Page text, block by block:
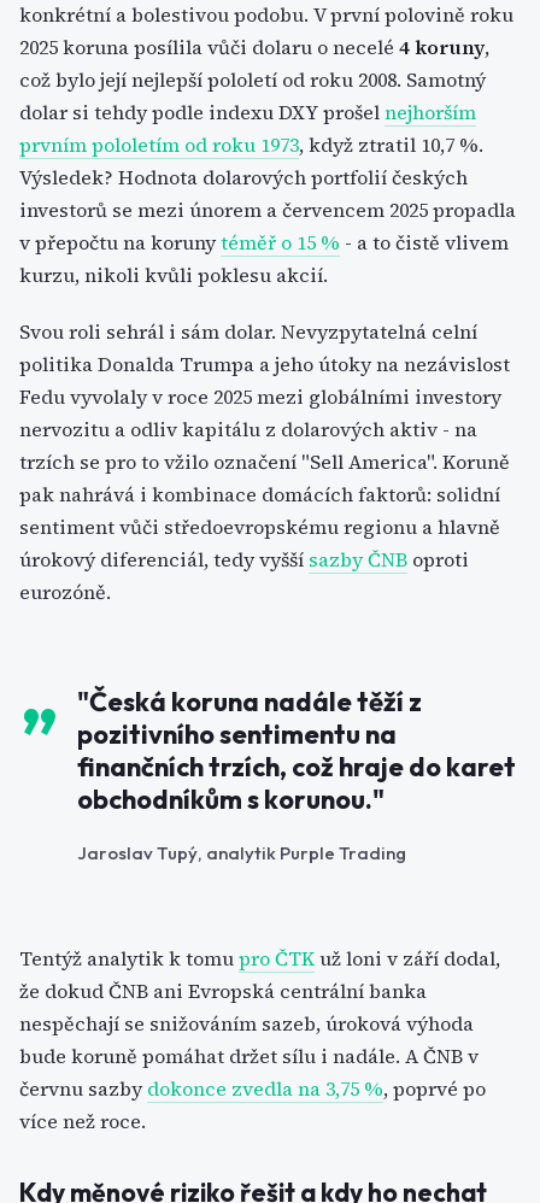
konkrétní a bolestivou podobu. V první polovině roku
2025 koruna posílila vůči dolaru o necelé 4 koruny,
což bylo její nejlepší pololetí od roku 2008. Samotný
dolar si tehdy podle indexu DXY prošelnejhorším
prvním pololetím od roku 1973, když ztratil 10,7 %.
Výsledek? Hodnota dolarových portfolií českých
investorů se mezi únorem a červencem 2025 propadla
v přepočtu na korunytéměř o 15 % - a to čistě vlivem
kurzu, nikoli kvůli poklesu akcií.
Svou roli sehrál i sám dolar. Nevyzpytatelná celní
politika Donalda Trumpa a jeho útoky na nezávislost
Fedu vyvolaly v roce 2025 mezi globálními investory
nervozitu a odliv kapitálu z dolarových aktiv - na
trzích se pro to vžilo označení "Sell America". Koruně
pak nahrává i kombinace domácích faktorů: solidní
sentiment vůči středoevropskému regionu a hlavně
úrokový diferenciál, tedy vyšší sazby ČNB oproti
eurozóně.
"Česká koruna nadále těží z
pozitivního sentimentu na
finančních trzích, což hraje do karet
obchodníkům s korunou."
Jaroslav Tupý, analytik Purple Trading
Tentýž analytik k tomupro ČTKuž loni v září dodal,
že dokud ČNB ani Evropská centrální banka
nespěchají se snižováním sazeb, úroková výhoda
bude koruně pomáhat držet sílu i nadále. A ČNB v
červnu sazbydokonce zvedla na 3,75 %, poprvé po
více než roce.
Kdy měnové riziko řešit a kdy ho nechat